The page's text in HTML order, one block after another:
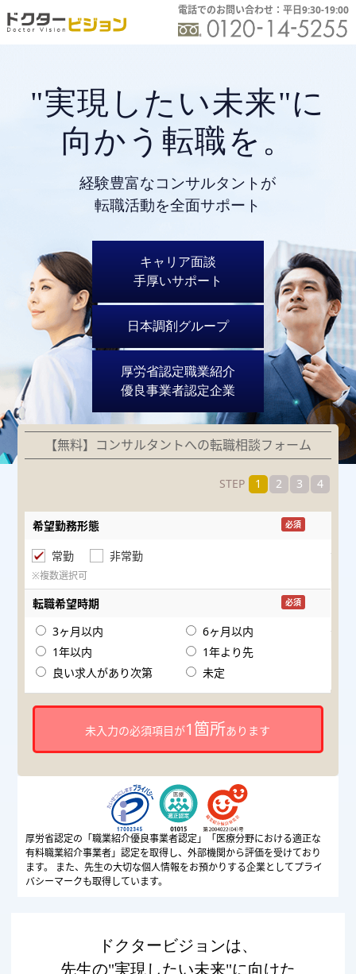
電話でのお問い合わせ：平日9:30-19:00
"実現したい未来"に
向かう転職を。
経験豊富なコンサルタントが
転職活動を全面サポート
キャリア面談
手厚いサポート
日本調剤グループ
厚労省認定職業紹介
優良事業者認定企業
【無料】コンサルタントへの転職相談フォーム
STEP 1 2 3 4
希望勤務形態 必須
常勤 非常勤
※複数選択可
転職希望時期 必須
3ヶ月以内
6ヶ月以内
1年以内
1年より先
良い求人があり次第
未定
未入力の必須項目が1箇所あります
厚労省認定の「職業紹介優良事業者認定」「医療分野における適正な
有料職業紹介事業者」認定を取得し、外部機関から評価を受けており
ます。 また、先生の大切な個人情報をお預かりする企業としてプライ
バシーマークも取得しています。
ドクタービジョンは、
先生の"実現したい未来"に向けた